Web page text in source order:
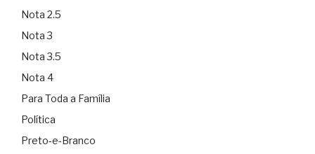
Nota 2.5
Nota 3
Nota 3.5
Nota 4
Para Toda a Família
Política
Preto-e-Branco